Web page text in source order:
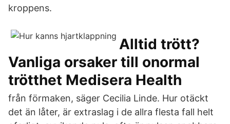
kroppens.
Alltid trött?
Vanliga orsaker till onormal
trötthet Medisera Health
från förmaken, säger Cecilia Linde. Hur otäckt
det än låter, är extraslag i de allra flesta fall helt